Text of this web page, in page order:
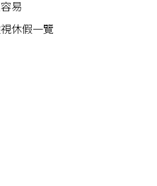
易
休假一覽